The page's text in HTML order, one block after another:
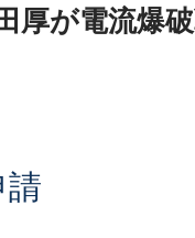
厚が電流爆
請